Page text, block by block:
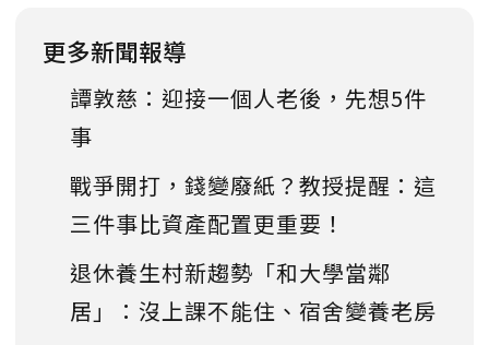
更多新聞報導
譚敦慈：迎接一個人老後，先想5件
事
戰爭開打，錢變廢紙？教授提醒：這
三件事比資產配置更重要！
退休養生村新趨勢「和大學當鄰
居」：沒上課不能住、宿舍變養老房